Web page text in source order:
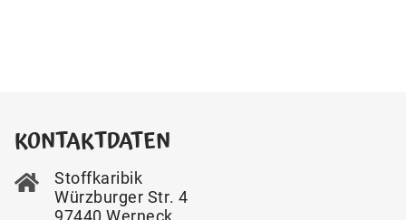
KONTAKTDATEN
Stoffkaribik
Würzburger Str. 4
97440 Werneck